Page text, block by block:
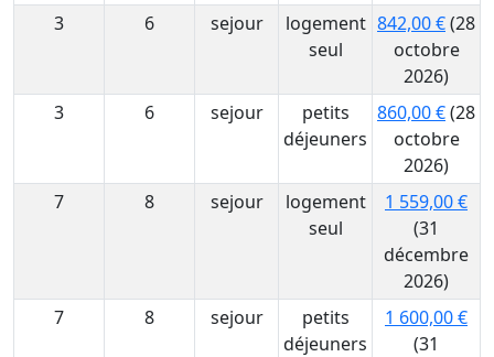
3
6 sejour
logement
seul
842,00 €(28
octobre
2026)
3
6 sejour
petits
déjeuners
860,00 €(28
octobre
2026)
7
8 sejour
logement
seul
1 559,00 €
(31
décembre
2026)
7
8 sejour
petits
déjeuners
1 600,00 €
(31